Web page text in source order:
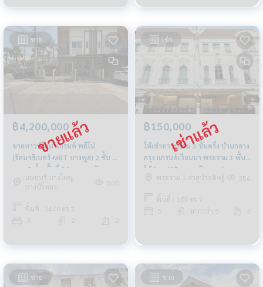
ขาย
฿4,200,000
ขายทาวน์โฮม แกรนด์ พลีโน่
(รัตนาธิเบศร์-MRT บางพูล) 2 ชั้น 3
นอน 2 น้ำ เนื้อที่ 24 ตร.ว. หลังมุม
นนทบุรี บางใหญ่
บางบัวทอง
500
พื้นที่ : 24.00 ตร.ว.
เช่า
฿150,000
ให้เช่าทาวน์โฮม 3 ชั้นครึ่ง บ้านกลาง
กรุง แกรนด์เวียนนา พระราม 3 พื้นที่
ใช้สอย 425 ตรม. เดินทางสะดวก
พระราม 3 สาธุประดิษฐ์
356
พื้นที่ : 1.00 ตร.ว.
5 มากกว่า 5
ขาย ขาย